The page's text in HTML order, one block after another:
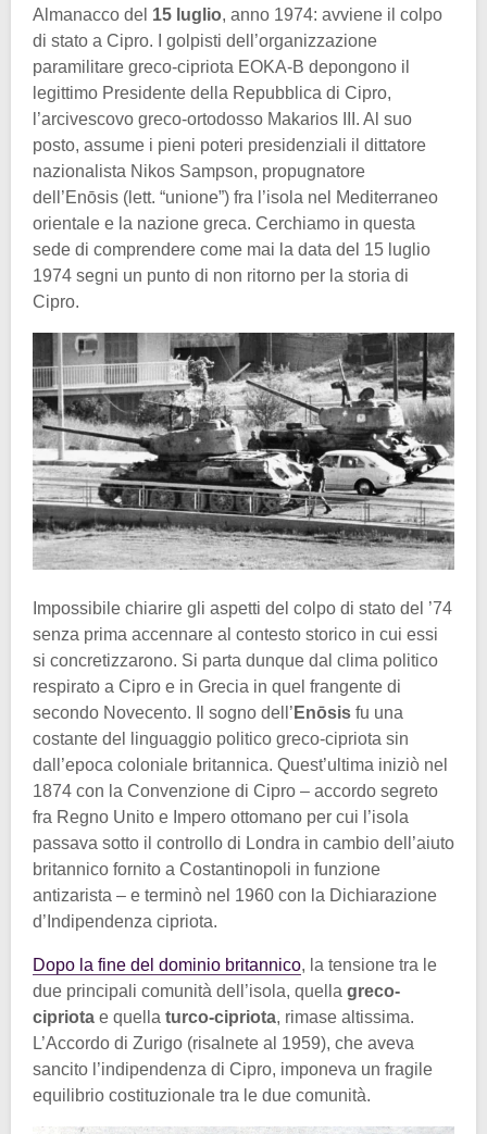
Almanacco del 15 luglio, anno 1974: avviene il colpo
di stato a Cipro. I golpisti dell’organizzazione
paramilitare greco-cipriota EOKA-B depongono il
legittimo Presidente della Repubblica di Cipro,
l’arcivescovo greco-ortodosso Makarios III. Al suo
posto, assume i pieni poteri presidenziali il dittatore
nazionalista Nikos Sampson, propugnatore
dell’Enōsis (lett. “unione”) fra l’isola nel Mediterraneo
orientale e la nazione greca. Cerchiamo in questa
sede di comprendere come mai la data del 15 luglio
1974 segni un punto di non ritorno per la storia di
Cipro.
Impossibile chiarire gli aspetti del colpo di stato del ’74
senza prima accennare al contesto storico in cui essi
si concretizzarono. Si parta dunque dal clima politico
respirato a Cipro e in Grecia in quel frangente di
secondo Novecento. Il sogno dell’ Enōsis fu una
costante del linguaggio politico greco-cipriota sin
dall’epoca coloniale britannica. Quest’ultima iniziò nel
1874 con la Convenzione di Cipro – accordo segreto
fra Regno Unito e Impero ottomano per cui l’isola
passava sotto il controllo di Londra in cambio dell’aiuto
britannico fornito a Costantinopoli in funzione
antizarista – e terminò nel 1960 con la Dichiarazione
d’Indipendenza cipriota.
Dopo la fine del dominio britannico, la tensione tra le
due principali comunità dell’isola, quella greco-
cipriota e quella turco-cipriota, rimase altissima.
L’Accordo di Zurigo (risalnete al 1959), che aveva
sancito l’indipendenza di Cipro, imponeva un fragile
equilibrio costituzionale tra le due comunità.